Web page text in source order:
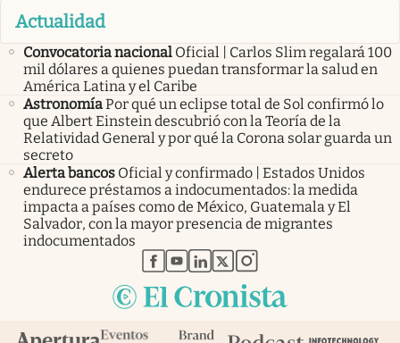
Actualidad
Convocatoria nacional Oficial | Carlos Slim regalará 100
mil dólares a quienes puedan transformar la salud en
América Latina y el Caribe
AstronomíaPor qué un eclipse total de Sol confirmó lo
que Albert Einstein descubrió con la Teoría de la
Relatividad General y por qué la Corona solar guarda un
secreto
Alerta bancos Oficial y confirmado | Estados Unidos
endurece préstamos a indocumentados: la medida
impacta a países como de México, Guatemala y El
Salvador, con la mayor presencia de migrantes
indocumentados
abre en nueva pestaña
abre en nueva pestaña
abre en nueva pestaña
abre en nueva pestaña
abre en nueva pestaña